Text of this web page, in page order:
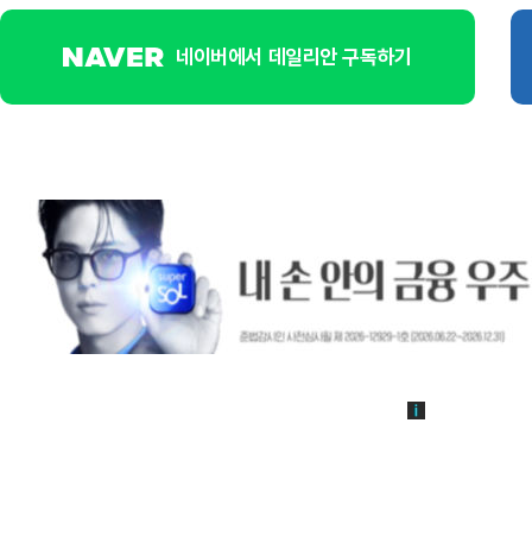
네이버에서 데일리안 구독하기